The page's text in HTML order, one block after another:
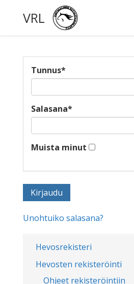
VRL
Hevosrekisteri
Hevosten rekisteröinti
Ohjeet rekisteröintiin
Tunnus*
Salasana*
Muista minut
Unohtuiko salasana?